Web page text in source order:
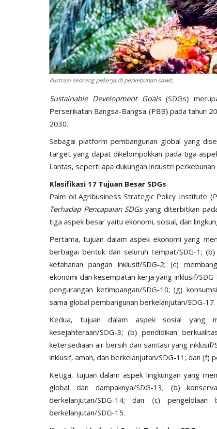
Ilustrasi seorang pekerja di perkebunan sawit.
Sustainable Development Goals(SDGs)
Perserikatan Bangsa-Bangsa (PBB) pada tahun
2030.
Sebagai platform pembangunan global yang
target yang dapat dikelompokkan pada tiga
Lantas, seperti apa dukungan industri
Klasifikasi 17 Tujuan Besar SDGs
Palm oil Agribusiness Strategic Policy Institute
Terhadap Pencapaian SDGsyang diterbitkan
tiga aspek besar yaitu ekonomi, sosial, dan
Pertama, tujuan dalam aspek ekonomi yang
berbagai bentuk dan seluruh tempat/SDG-1;
ketahanan pangan inklusif/SDG-2; (c)
ekonomi dan kesempatan kerja yang inklusif/
pengurangan ketimpangan/SDG-10; (g)
sama global pembangunan berkelanjutan/SDG-17.
Kedua, tujuan dalam aspek sosial yang
kesejahteraan/SDG-3; (b) pendidikan
ketersediaan air bersih dan sanitasi yang
inklusif, aman, dan berkelanjutan/SDG-11; dan (f)
Ketiga, tujuan dalam aspek lingkungan yang
global dan dampaknya/SDG-13; (b)
berkelanjutan/SDG-14; dan (c)
berkelanjutan/SDG-15.